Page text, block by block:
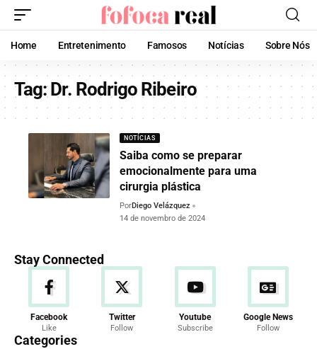
Home Entretenimento Famosos Notícias Sobre Nós
Tag:Dr. Rodrigo Ribeiro
NOTÍCIAS
Saiba como se preparar
emocionalmente para uma
cirurgia plástica
PorDiego Velázquez
14 de novembro de 2024
Stay Connected
Facebook
Like
Twitter
Follow
Youtube
Subscribe
Google News
Follow
Categories